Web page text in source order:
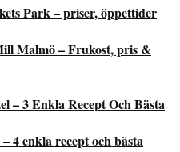
Park – priser, öppettider
Malmö – Frukost, pris &
– 3 Enkla Recept Och Bästa
4 enkla recept och bästa